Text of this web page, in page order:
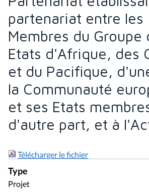
partenariat entre les
Membres du Groupe
Etats d'Afrique, des
et du Pacifique,
la Communauté
et ses Etats
d'autre part, et à
Télécharger le fichier
Type
Projet